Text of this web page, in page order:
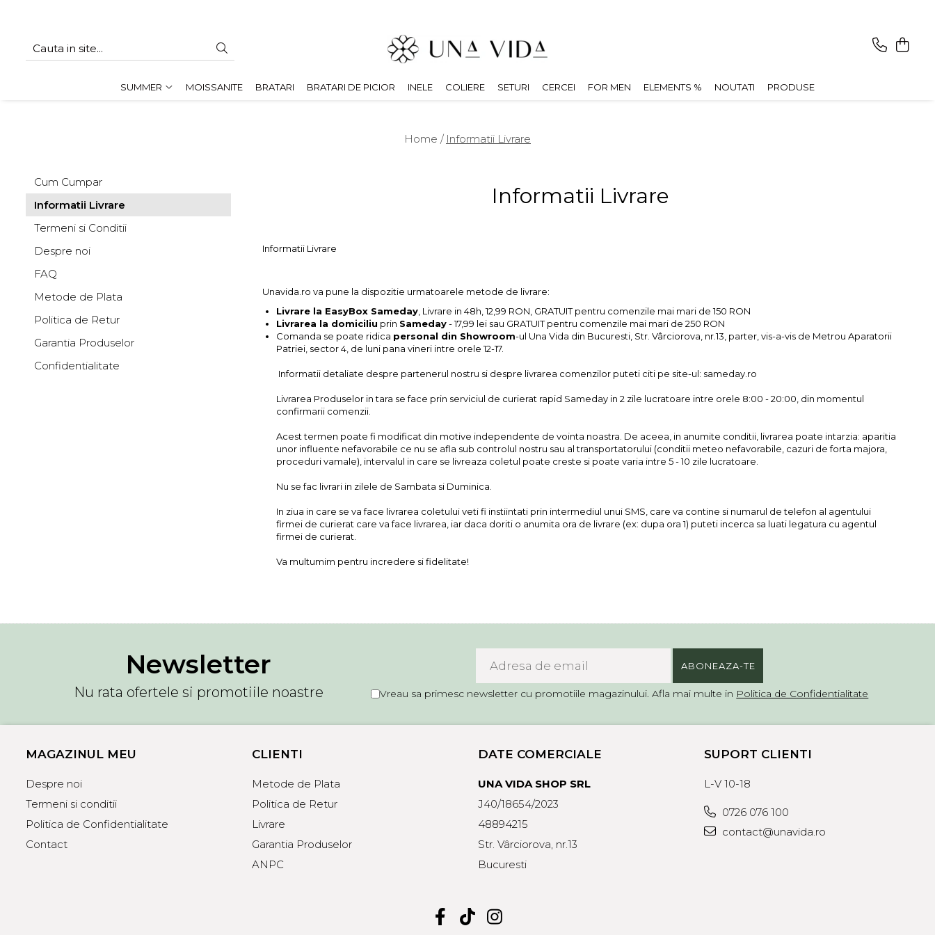
SUMMER
SUMMER MOISSANITE BRATARI BRATARI DE PICIOR INELE COLIERE SETURI CERCEI FOR MEN ELEMENTS % NOUTATI PRODUSE
Home / Informatii Livrare
Informatii Livrare
Informatii Livrare
Unavida.ro va pune la dispozitie urmatoarele metode de livrare:
Livrare la EasyBox Sameday , Livrare in 48h, 12,99 RON, GRATUIT pentru comenzile mai mari de 150 RON
Livrarea la domiciliu prin Sameday- 17,99 lei sau GRATUIT pentru comenzile mai mari de 250 RON
Comanda se poate ridica personal din Showroom-ul Una Vida din Bucuresti, Str. Vârciorova, nr.13, parter, vis-a-vis de Metrou Aparatorii
Patriei, sector 4, de luni pana vineri intre orele 12-17.
Informatii detaliate despre partenerul nostru si despre livrarea comenzilor puteti citi pe site-ul: sameday.ro
Livrarea Produselor in tara se face prin serviciul de curierat rapid Sameday in 2 zile lucratoare intre orele 8:00 - 20:00, din momentul
confirmarii comenzii.
Acest termen poate fi modificat din motive independente de vointa noastra. De aceea, in anumite conditii, livrarea poate intarzia: aparitia
unor influente nefavorabile ce nu se afla sub controlul nostru sau al transportatorului (conditii meteo nefavorabile, cazuri de forta majora,
proceduri vamale), intervalul in care se livreaza coletul poate creste si poate varia intre 5 - 10 zile lucratoare.
Nu se fac livrari in zilele de Sambata si Duminica.
In ziua in care se va face livrarea coletului veti fi instiintati prin intermediul unui SMS, care va contine si numarul de telefon al agentului
firmei de curierat care va face livrarea, iar daca doriti o anumita ora de livrare (ex: dupa ora 1) puteti incerca sa luati legatura cu agentul
firmei de curierat.
Va multumim pentru incredere si fidelitate!
Cum Cumpar
Informatii Livrare
Termeni si Conditii
Despre noi
FAQ
Metode de Plata
Politica de Retur
Garantia Produselor
Confidentialitate
Newsletter
Nu rata ofertele si promotiile noastre Vreau sa primesc newsletter cu promotiile magazinului. Afla mai multe in Politica de Confidentialitate
MAGAZINUL MEU
Despre noi
Termeni si conditii
Politica de Confidentialitate
Contact
CLIENTI
Metode de Plata
Politica de Retur
Livrare
Garantia Produselor
ANPC
DATE COMERCIALE
UNA VIDA SHOP SRL
J40/18654/2023
48894215
Str. Vârciorova, nr.13
Bucuresti
SUPORT CLIENTI
L-V 10-18
0726 076 100
contact@unavida.ro